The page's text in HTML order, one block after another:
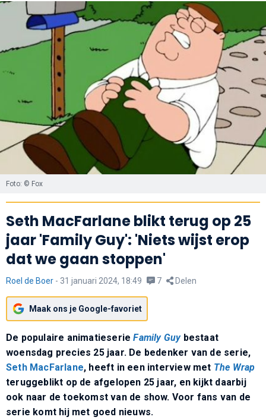
Foto: © Fox
Seth MacFarlane blikt terug op 25
jaar 'Family Guy': 'Niets wijst erop
dat we gaan stoppen'
Roel de Boer - 31 januari 2024, 18:49 7 Delen
Maak ons je Google-favoriet
De populaire animatieserieFamily Guybestaat
woensdag precies 25 jaar. De bedenker van de serie,
Seth MacFarlane, heeft in een interview met The Wrap
teruggeblikt op de afgelopen 25 jaar, en kijkt daarbij
ook naar de toekomst van de show. Voor fans van de
serie komt hij met goed nieuws.